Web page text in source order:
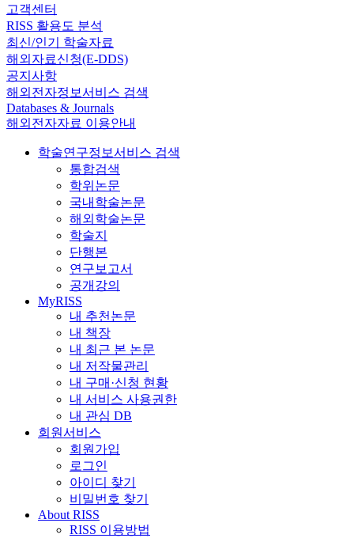
고객센터
RISS 활용도 분석
최신/인기 학술자료
해외자료신청(E-DDS)
공지사항
해외전자정보서비스 검색
Databases & Journals
해외전자자료 이용안내
학술연구정보서비스 검색
통합검색
학위논문
국내학술논문
해외학술논문
학술지
단행본
연구보고서
공개강의
MyRISS
내 추천논문
내 책장
내 최근 본 논문
내 저작물관리
내 구매·신청 현황
내 서비스 사용권한
내 관심 DB
회원서비스
회원가입
로그인
아이디 찾기
비밀번호 찾기
About RISS
RISS 이용방법